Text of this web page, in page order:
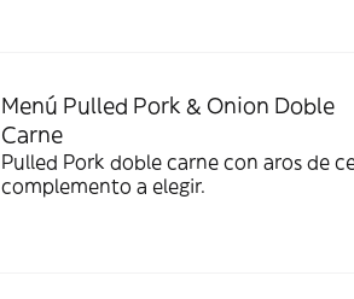
Menú Pulled Pork & Onion Doble
Carne
Pulled Pork doble carne con aros de
complemento a elegir.